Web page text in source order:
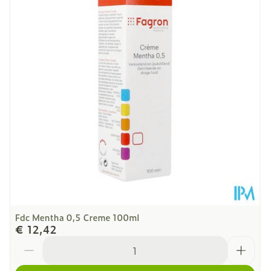
38 mm
100
Kamertemperatuur (15°C -
25°C)
Fdc Mentha 0,5 Creme 100ml
€ 12,42